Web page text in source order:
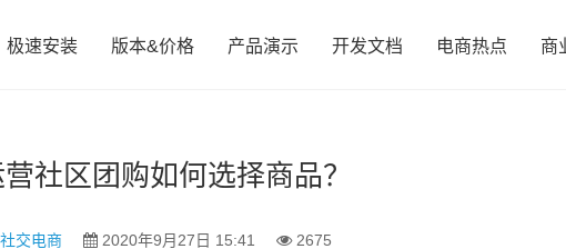
极速安装 版本&价格 产品演示 开发文档 电商热点 商
社区团购如何选择商品？
社交电商 2020年9月27日 15:41 2675